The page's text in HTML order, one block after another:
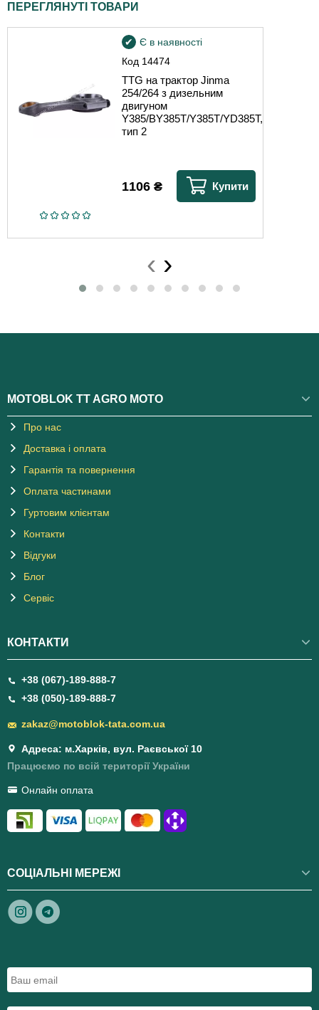
ПЕРЕГЛЯНУТІ ТОВАРИ
Код 14474
Є в наявності
TTG на трактор Jinma
254/264 з дизельним
двигуном
Y385/BY385T/Y385T/YD385T,
тип 2
1106 ₴ Купити
‹ ›
MOTOBLOK TT AGRO MOTO
Про нас
Доставка і оплата
Гарантія та повернення
Оплата частинами
Гуртовим клієнтам
Контакти
Відгуки
Блог
Сервіс
КОНТАКТИ
+38 (067)-189-888-7
+38 (050)-189-888-7
zakaz@motoblok-tata.com.ua
Адреса: м.Харків, вул. Раєвської 10
Працюємо по всій території України
Онлайн оплата
СОЦІАЛЬНІ МЕРЕЖІ